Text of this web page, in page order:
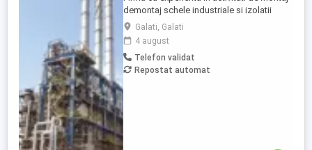
demontaj schele industriale si izolatii
industriale in rafinarii, combinate
petrochimice, otelarii ofera locuri de
munca in Belgia pentru: - schelari
muncitori necalificati pentru activitatea de
montaj demontaj schele industriale; -
Galati, Galati
4 august
Telefon validat
Repostat automat